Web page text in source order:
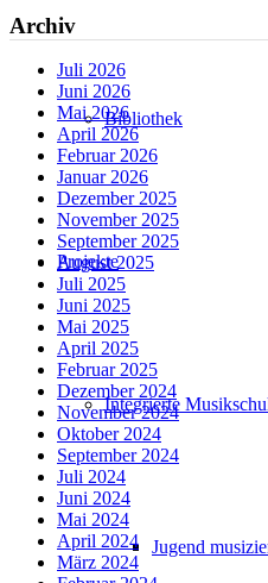
Bibliothek
Projekte
Integrierte
Jugend
Archiv
Juli 2026
Juni 2026
Mai 2026
April 2026
Februar 2026
Januar 2026
Dezember 2025
November 2025
September 2025
August 2025
Juli 2025
Juni 2025
Mai 2025
April 2025
Februar 2025
Dezember 2024
November 2024
Oktober 2024
September 2024
Juli 2024
Juni 2024
Mai 2024
April 2024
März 2024